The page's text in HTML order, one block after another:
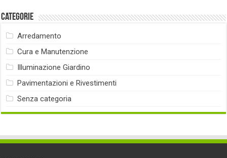
Categorie
Arredamento
Cura e Manutenzione
Illuminazione Giardino
Pavimentazioni e Rivestimenti
Senza categoria